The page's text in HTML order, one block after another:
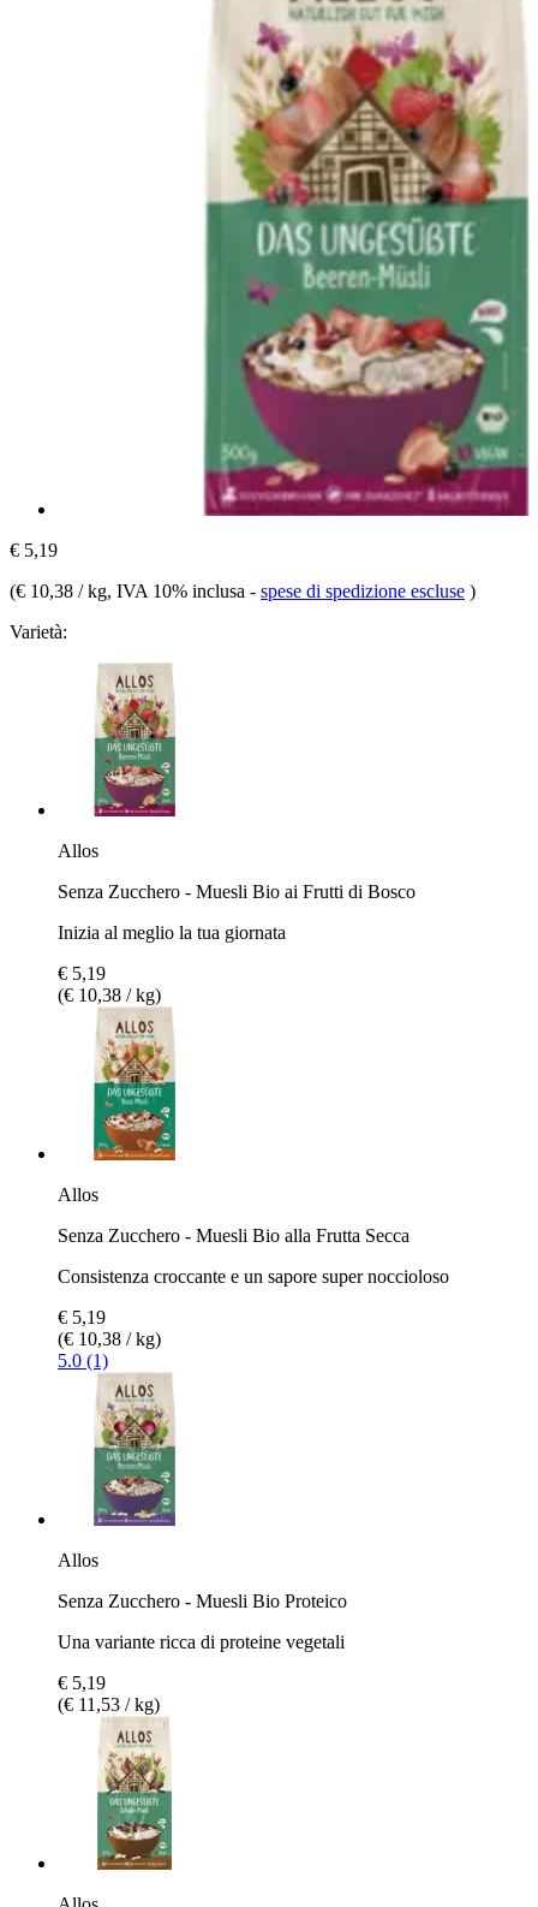
€ 5,19
(€ 10,38 / kg, IVA 10% inclusa - spese di spedizione escluse )
Varietà:
Allos
Senza Zucchero - Muesli Bio ai Frutti di Bosco
Inizia al meglio la tua giornata
€ 5,19
(€ 10,38 / kg)
Allos
Senza Zucchero - Muesli Bio alla Frutta Secca
Consistenza croccante e un sapore super noccioloso
€ 5,19
(€ 10,38 / kg)
5.0 (1)
Allos
Senza Zucchero - Muesli Bio Proteico
Una variante ricca di proteine vegetali
€ 5,19
(€ 11,53 / kg)